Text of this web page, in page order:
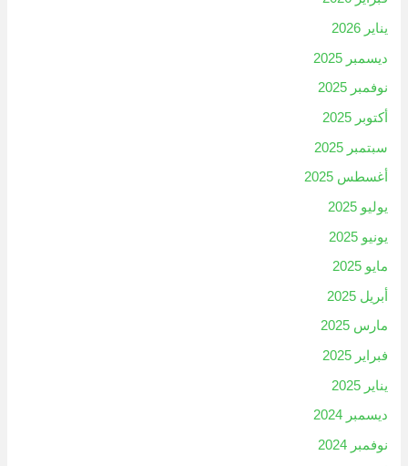
يناير 2026
ديسمبر 2025
نوفمبر 2025
أكتوبر 2025
سبتمبر 2025
أغسطس 2025
يوليو 2025
يونيو 2025
مايو 2025
أبريل 2025
مارس 2025
فبراير 2025
يناير 2025
ديسمبر 2024
نوفمبر 2024